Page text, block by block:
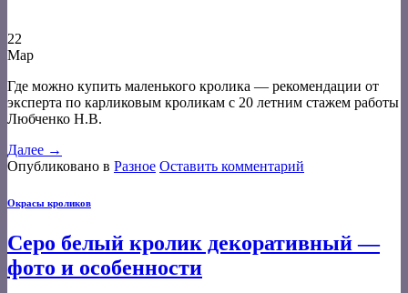
22
Мар
Где можно купить маленького кролика — рекомендации от
эксперта по карликовым кроликам с 20 летним стажем работы
Любченко Н.В.
Далее →
Опубликовано в Разное Оставить комментарий
Окрасы кроликов
Серо белый кролик декоративный —
фото и особенности